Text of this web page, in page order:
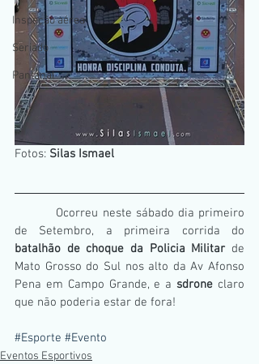
Inspeção aérea
Seriado
Pantanal
Fotos: Silas Ismael
batalhão de choque da Policia Militar de
Mato Grosso do Sul nos alto da Av Afonso
Pena em Campo Grande, e a sdrone claro
que não poderia estar de fora!
#Esporte #Evento
Eventos Esportivos